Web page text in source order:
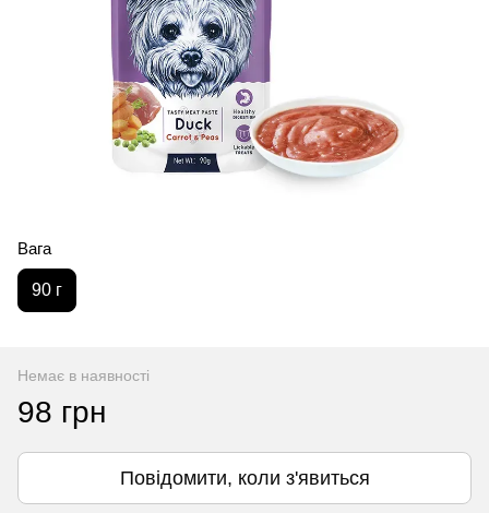
Вага
90 г
Немає в наявності
98 грн
Повідомити, коли з'явиться